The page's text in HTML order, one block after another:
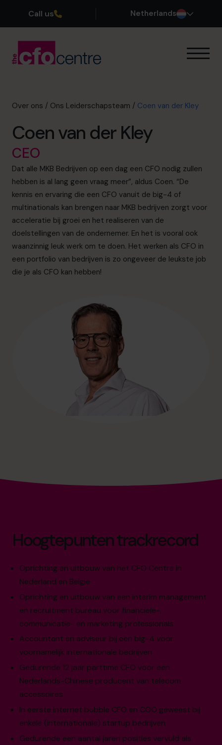
Call us Netherlands
Onze CFOs
Over ons
Word lid van ons team
Plan een kennismakingsgesprek
035 3333 555
info.nl@cfocentre.com
Over ons / Ons Leiderschapsteam / Coen van der Kley
Coen van der Kley
CEO
Dat alle MKB Bedrijven op een dag een CFO nodig zullen
hebben is al lang geen vraag meer”, aldus Coen. “De
kennis en ervaring die een CFO vanuit de big-4 of
multinationals kan brengen naar MKB bedrijven zorgt voor
acceleratie bij groei en het realiseren van de
doelstellingen van de ondernemer. En het is vooral ook
waanzinnig leuk werk om te doen. Het werken als CFO in
een portfolio van bedrijven is zo ongeveer de leukste job
die je als CFO kan hebben!
Hoogtepunten trackrecord
Oprichting en uitbouw van het CFO Centre in
Nederland en België
Oprichting en uitbouw van een interim management
en recruitment bureau voor financiële-,
communicatie- en marketing professionals
Accountant en adviseur bij een big-4 voor
voornamelijk internationale bedrijven
Gedurende 12 jaar parttime CFO voor een
Nederlands-Chinese producent van telecom
accessoires
In eerste internet bubble CFO en COO geweest bij
enkele (internationale) startup bedrijven
Gedurende een aantal jaren posities vervuld als